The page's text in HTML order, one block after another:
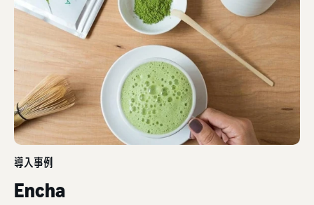
導入事例
Encha